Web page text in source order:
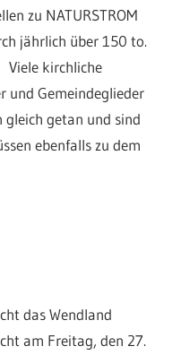
zu NATURSTROM
jährlich über 150 to.
kirchliche
und Gemeindeglieder
gleich getan und sind
ebenfalls zu dem
das Wendland
am Freitag, den 27.